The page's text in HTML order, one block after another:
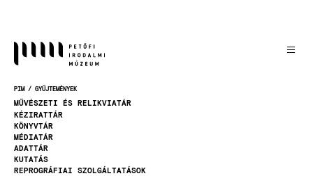
MORZSA
PIM GYŰJTEMÉNYEK
MŰVÉSZETI ÉS RELIKVIATÁR
KÉZIRATTÁR
KÖNYVTÁR
MÉDIATÁR
ADATTÁR
KUTATÁS
REPROGRÁFIAI SZOLGÁLTATÁSOK